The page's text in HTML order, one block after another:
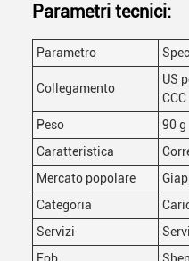
Parametri tecnici:
Parametro
Collegamento
US
CCC
Peso
90 g
Caratteristica
Mercato popolare
Categoria
Servizi